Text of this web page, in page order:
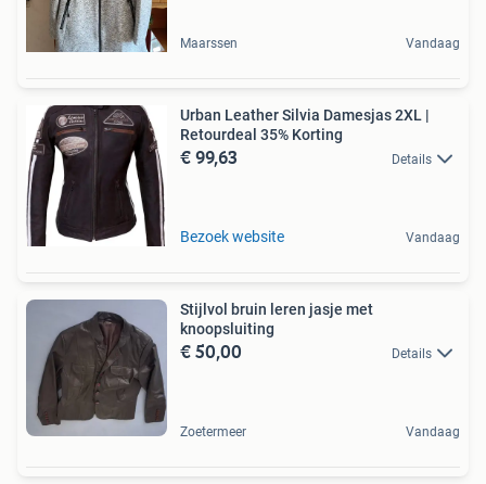
Maarssen Vandaag
Urban Leather Silvia Damesjas 2XL |
Retourdeal 35% Korting
€ 99,63 Details
Bezoek website Vandaag
Stijlvol bruin leren jasje met
knoopsluiting
€ 50,00 Details
Zoetermeer Vandaag